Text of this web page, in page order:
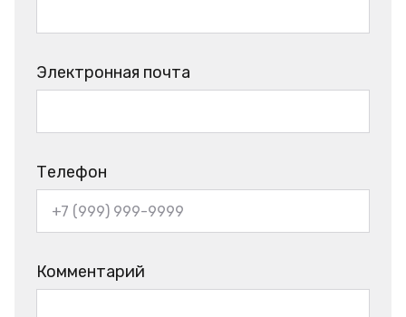
Электронная почта
Телефон
Комментарий